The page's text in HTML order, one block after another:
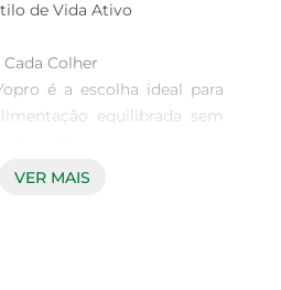
de Vida Ativo
Colher
é a escolha ideal para
equilibrada sem
ele é perfeito para
VER MAIS